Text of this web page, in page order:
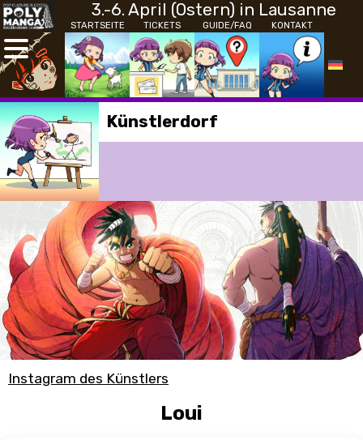
3.-6. April (Ostern) in Lausanne
STARTSEITE TICKETS GUIDE/FAQ KONTAKT
Künstlerdorf
Instagram des Künstlers
Loui